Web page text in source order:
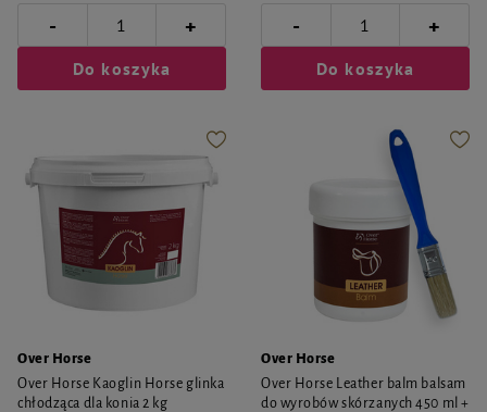
- +
Do koszyka
- +
Do koszyka
Over Horse
Over Horse Kaoglin Horse glinka
chłodząca dla konia 2 kg
Over Horse
Over Horse Leather balm balsam
do wyrobów skórzanych 450 ml +